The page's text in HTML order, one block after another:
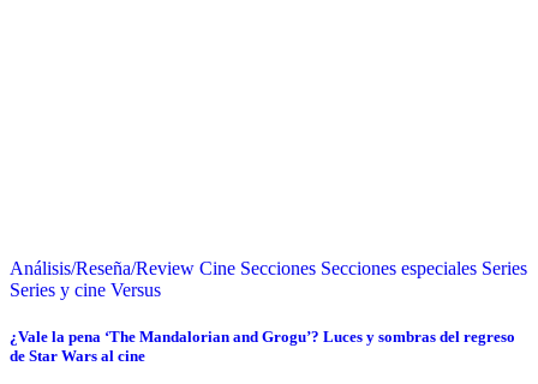
Análisis/Reseña/Review Cine Secciones Secciones especiales Series
Series y cine Versus
¿Vale la pena ‘The Mandalorian and Grogu’? Luces y sombras del regreso
de Star Wars al cine